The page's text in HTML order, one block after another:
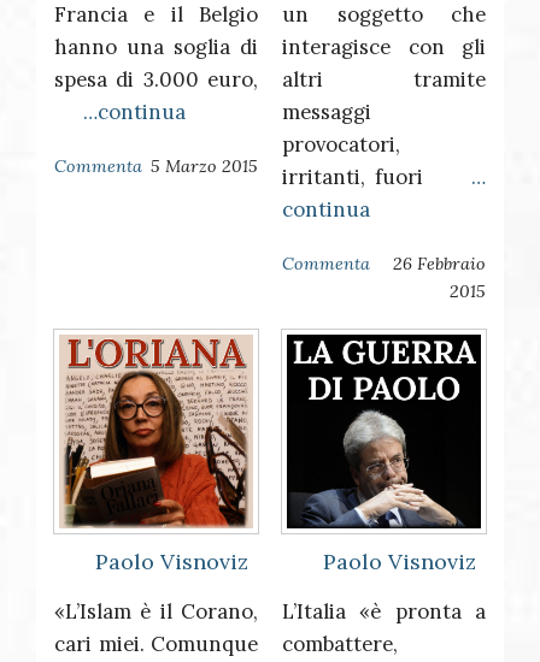
Francia e il Belgio
hanno una soglia di
spesa di 3.000 euro,
…continua
Commenta 5 Marzo 2015
un soggetto che
interagisce con gli
altri tramite
messaggi
provocatori,
irritanti, fuori
…
continua
Commenta
26 Febbraio
2015
Paolo Visnoviz
«L’Islam è il Corano,
cari miei. Comunque
Paolo Visnoviz
L’Italia «è pronta a
combattere,